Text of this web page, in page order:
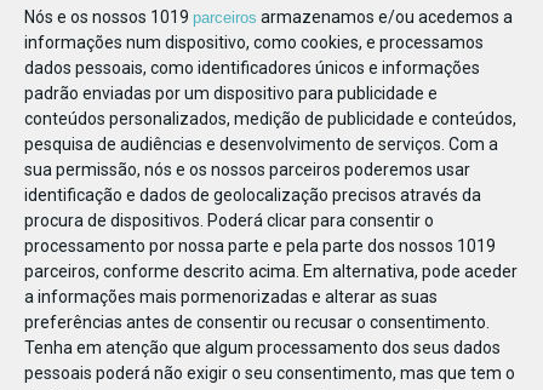
Nós e os nossos 1019 parceiros armazenamos e/ou acedemos a
informações num dispositivo, como cookies, e processamos
dados pessoais, como identificadores únicos e informações
padrão enviadas por um dispositivo para publicidade e
conteúdos personalizados, medição de publicidade e conteúdos,
pesquisa de audiências e desenvolvimento de serviços. Com a
sua permissão, nós e os nossos parceiros poderemos usar
identificação e dados de geolocalização precisos através da
procura de dispositivos. Poderá clicar para consentir o
processamento por nossa parte e pela parte dos nossos 1019
parceiros, conforme descrito acima. Em alternativa, pode aceder
a informações mais pormenorizadas e alterar as suas
preferências antes de consentir ou recusar o consentimento.
Tenha em atenção que algum processamento dos seus dados
pessoais poderá não exigir o seu consentimento, mas que tem o
119587928141421